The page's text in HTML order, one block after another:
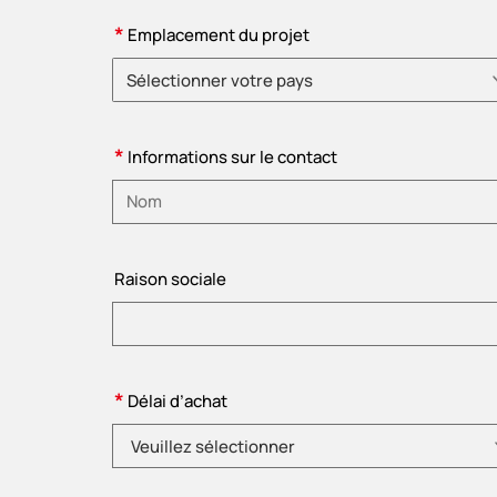
* Emplacement du projet
Sélectionner votre pays
* Informations sur le contact
Raison sociale
* Délai d’achat